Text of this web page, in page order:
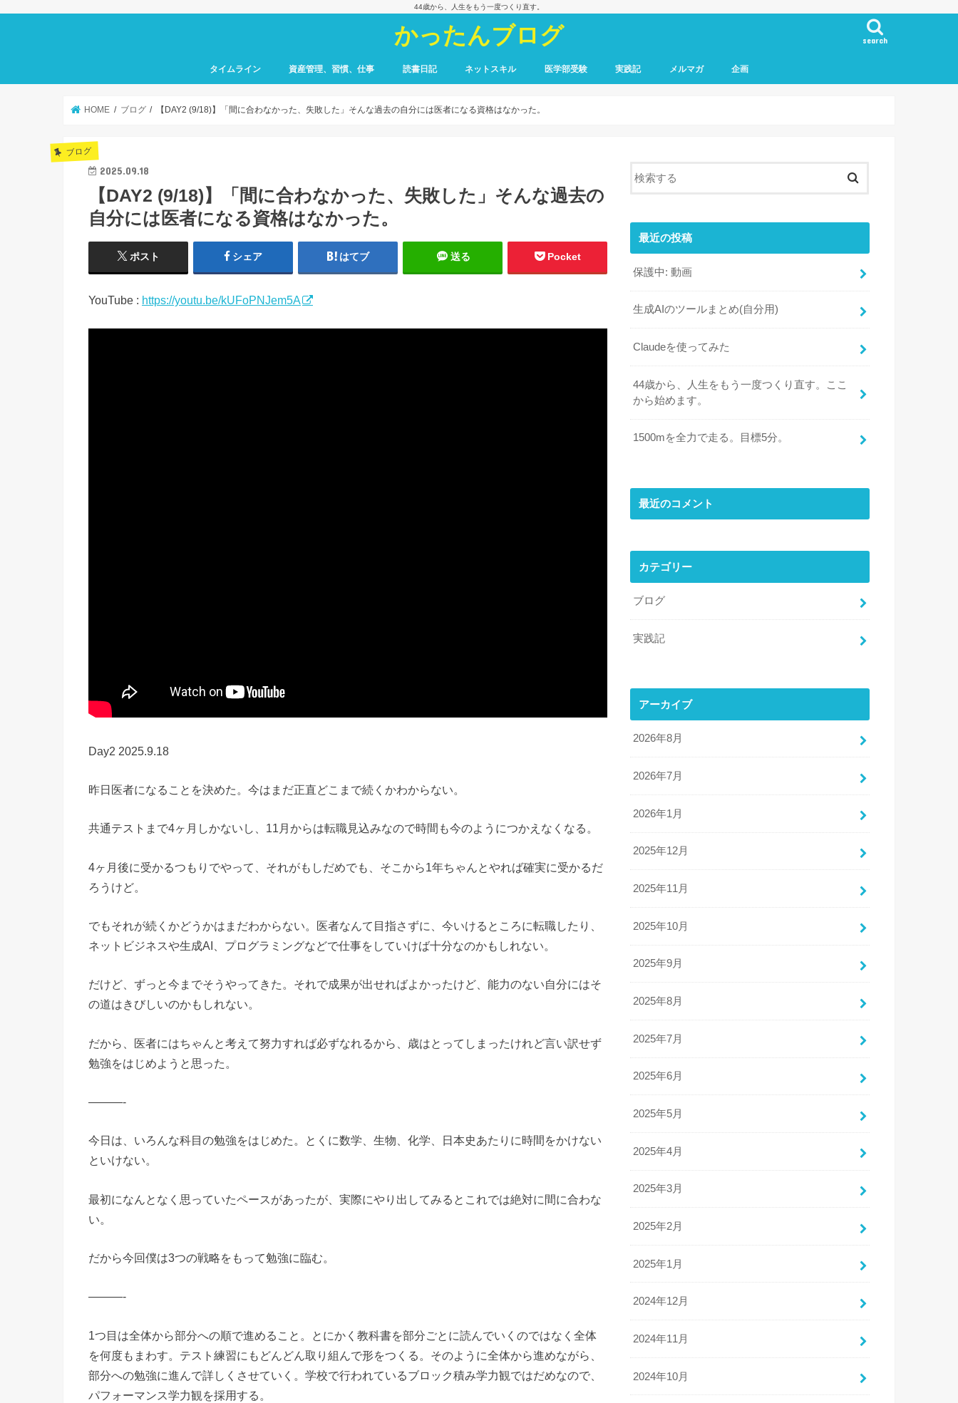
44歳から、人生をもう一度つくり直す。
かったんブログ search
タイムライン 資産管理、習慣、仕事 読書日記 ネットスキル 医学部受験 実践記 メルマガ 企画
HOME ブログ 【DAY2 (9/18)】「間に合わなかった、失敗した」そんな過去の自分には医者になる資格はなかった。
ブログ
2025.09.18
【DAY2 (9/18)】「間に合わなかった、失敗した」そんな過去の
自分には医者になる資格はなかった。
ポスト シェア はてブ 送る Pocket
YouTube : https://youtu.be/kUFoPNJem5A
Day2 2025.9.18
昨日医者になることを決めた。今はまだ正直どこまで続くかわからない。
共通テストまで4ヶ月しかないし、11月からは転職見込みなので時間も今のようにつかえなくなる。
4ヶ月後に受かるつもりでやって、それがもしだめでも、そこから1年ちゃんとやれば確実に受かるだ
ろうけど。
でもそれが続くかどうかはまだわからない。医者なんて目指さずに、今いけるところに転職したり、
ネットビジネスや生成AI、プログラミングなどで仕事をしていけば十分なのかもしれない。
だけど、ずっと今までそうやってきた。それで成果が出せればよかったけど、能力のない自分にはそ
の道はきびしいのかもしれない。
だから、医者にはちゃんと考えて努力すれば必ずなれるから、歳はとってしまったけれど言い訳せず
勉強をはじめようと思った。
———-
今日は、いろんな科目の勉強をはじめた。とくに数学、生物、化学、日本史あたりに時間をかけない
といけない。
最初になんとなく思っていたペースがあったが、実際にやり出してみるとこれでは絶対に間に合わな
い。
だから今回僕は3つの戦略をもって勉強に臨む。
———-
1つ目は全体から部分への順で進めること。とにかく教科書を部分ごとに読んでいくのではなく全体
を何度もまわす。テスト練習にもどんどん取り組んで形をつくる。そのように全体から進めながら、
部分への勉強に進んで詳しくさせていく。学校で行われているブロック積み学力観ではだめなので、
パフォーマンス学力観を採用する。
最近の投稿
保護中: 動画
生成AIのツールまとめ(自分用)
Claudeを使ってみた
44歳から、人生をもう一度つくり直す。ここ
から始めます。
1500mを全力で走る。目標5分。
最近のコメント
カテゴリー
ブログ
実践記
アーカイブ
2026年8月
2026年7月
2026年1月
2025年12月
2025年11月
2025年10月
2025年9月
2025年8月
2025年7月
2025年6月
2025年5月
2025年4月
2025年3月
2025年2月
2025年1月
2024年12月
2024年11月
2024年10月